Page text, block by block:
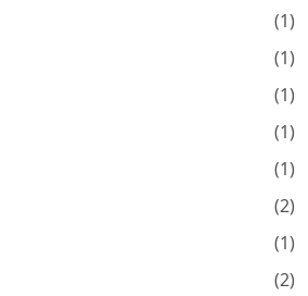
(1)
(1)
(1)
(1)
(1)
(2)
(1)
(2)